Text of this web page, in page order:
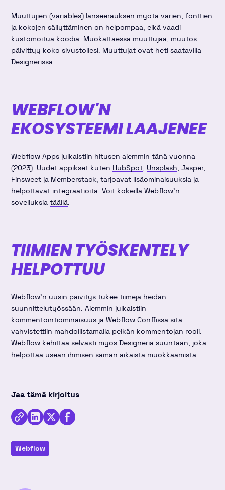
Muuttujien (variables) lanseerauksen myötä värien, fonttien
ja kokojen säilyttäminen on helpompaa, eikä vaadi
kustomoitua koodia. Muokattaessa muuttujaa, muutos
päivittyy koko sivustollesi. Muuttujat ovat heti saatavilla
Designerissa.
WEBFLOW'N
EKOSYSTEEMI LAAJENEE
Webflow Apps julkaistiin hitusen aiemmin tänä vuonna
(2023). Uudet äppikset kuten HubSpot, Unsplash, Jasper,
Finsweet ja Memberstack, tarjoavat lisäominaisuuksia ja
helpottavat integraatioita. Voit kokeilla Webflow'n
sovelluksiatäällä.
TIIMIEN TYÖSKENTELY
HELPOTTUU
Webflow'n uusin päivitys tukee tiimejä heidän
suunnittelutyössään. Aiemmin julkaistiin
kommentointiominaisuus ja Webflow Conffissa sitä
vahvistettiin mahdollistamalla pelkän kommentojan rooli.
Webflow kehittää selvästi myös Designeria suuntaan, joka
helpottaa usean ihmisen saman aikaista muokkaamista.
Jaa tämä kirjoitus
KopioiJaa
Linkedinissä
Jaa
Jaa
Webflow